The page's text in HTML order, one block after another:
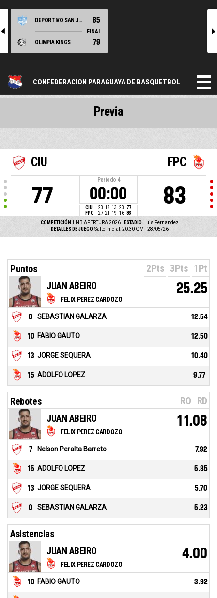
l
DEPORTIVO SAN JOSE 85
FINAL
OLIMPIA KINGS
79
r
CONFEDERACION PARAGUAYA DE BASQUETBOL
CIU
77
Período 4
00:00
CIU 23 18 13 23
77
FPC
27 21 19 16 83
FPC
83
COMPETICIÓN LNB APERTURA 2026 ESTADIO
Luis Fernandez
DETALLES DE JUEGO Salto inicial: 20:30 GMT 28/05/26
Previa
Puntos 2Pts 3Pts 1Pt
FELIX PEREZ CARDOZO
JUAN ABEIRO 25.25
0 SEBASTIAN GALARZA 12.54
10 FABIO GAUTO 12.50
13 JORGE SEQUERA 10.40
15 ADOLFO LOPEZ 9.77
Rebotes RO RD
FELIX PEREZ CARDOZO
JUAN ABEIRO 11.08
7 Nelson Peralta Barreto 7.92
15 ADOLFO LOPEZ 5.85
13 JORGE SEQUERA 5.70
0 SEBASTIAN GALARZA 5.23
Asistencias
FELIX PEREZ CARDOZO
JUAN ABEIRO 4.00
10 FABIO GAUTO 3.92